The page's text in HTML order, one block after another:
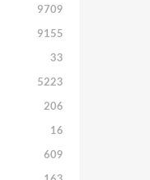
9709
9155
33
5223
206
16
609